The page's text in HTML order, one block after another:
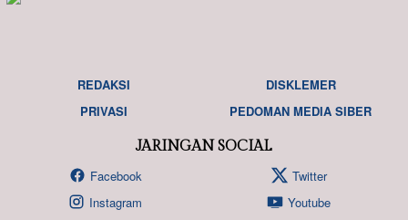
REDAKSI
DISKLEMER
PRIVASI
PEDOMAN MEDIA SIBER
JARINGAN SOCIAL
Facebook
Twitter
Instagram
Youtube